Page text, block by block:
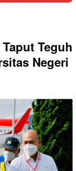
Teguh
Negeri